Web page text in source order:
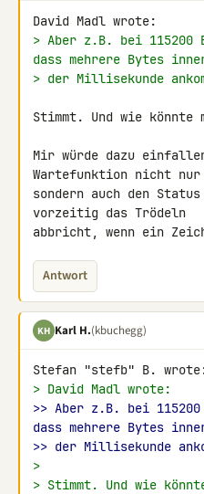
> Aber z.B. bei 115200
dass mehrere Bytes
> der Millisekunde
Stimmt. Und wie könnte
Mir würde dazu
Wartefunktion nicht
sondern auch den
vorzeitig das Trödeln
abbricht, wenn ein
Antwort
KH Karl H.(kbuchegg)
> David Madl wrote:
>> Aber z.B. bei
dass mehrere Bytes
>> der Millisekunde
>
> Stimmt. Und wie